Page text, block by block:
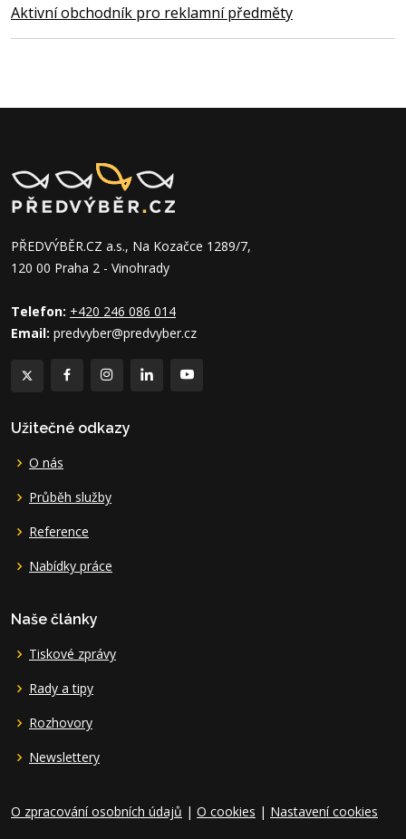
Aktivní obchodník pro reklamní předměty
PŘEDVÝBĚR.CZ a.s., Na Kozačce 1289/7,
120 00 Praha 2 - Vinohrady
Telefon: +420 246 086 014
Email: predvyber@predvyber.cz
Užitečné odkazy
O nás
Průběh služby
Reference
Nabídky práce
Naše články
Tiskové zprávy
Rady a tipy
Rozhovory
Newslettery
O zpracování osobních údajů | O cookies | Nastavení cookies